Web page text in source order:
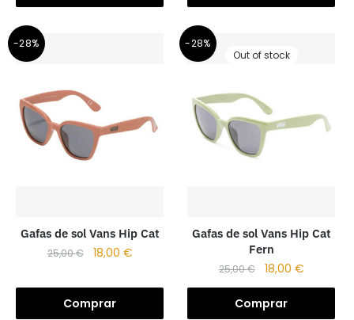
-28%
Gafas de sol Vans Hip Cat
25,00€ 18,00 €
Comprar
-28%
Out of stock
Gafas de sol Vans Hip Cat
Fern
25,00€ 18,00 €
Comprar